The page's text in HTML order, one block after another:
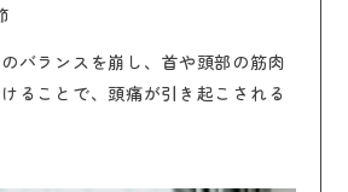
バランスを崩し、首や頭部の筋肉
ることで、頭痛が引き起こされる